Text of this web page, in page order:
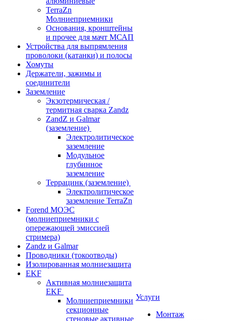
TerraZn
Молниеприемники
Основания, кронштейны
и прочее для мачт МСАП
Устройства для выпрямления
проволоки (катанки) и полосы
Хомуты
Держатели, зажимы и
соединители
Заземление
Экзотермическая /
термитная сварка Zandz
ZandZ и Galmar
(заземление)
Электролитическое
заземление
Модульное
глубинное
заземление
Террацинк (заземление)
Электролитическое
заземление TerraZn
Forend МОЭС
(молниеприемники с
опережающей эмиссией
стримера)
Zandz и Galmar
Проводники (токоотводы)
Изолированная молниезащита
EKF
Активная молниезащита
EKF
Молниеприемники
секционные
стеновые активные
Услуги
Монтаж